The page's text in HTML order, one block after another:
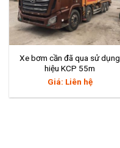
Xe bơm cần đã qua sử dụng
hiệu KCP 55m
Giá: Liên hệ